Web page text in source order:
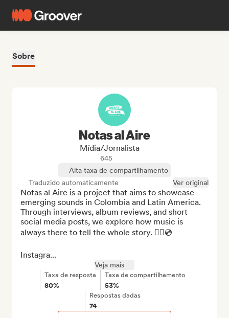
Sobre
Notas al Aire
Mídia/Jornalista
645
Alta taxa de compartilhamento
Traduzido automaticamente
Ver original
Notas al Aire is a project that aims to showcase
emerging sounds in Colombia and Latin America.
Through interviews, album reviews, and short
social media posts, we explore how music is
always there to tell the whole story. ❤️‍🔥💿
Instagra...
Veja mais
Taxa de resposta
80%
Taxa de compartilhamento
53%
Respostas dadas
74